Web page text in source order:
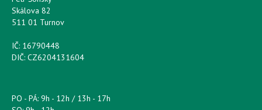
Skálova 82
511 01 Turnov
IČ: 16790448
DIČ: CZ6204131604
PO - PÁ: 9h - 12h / 13h - 17h